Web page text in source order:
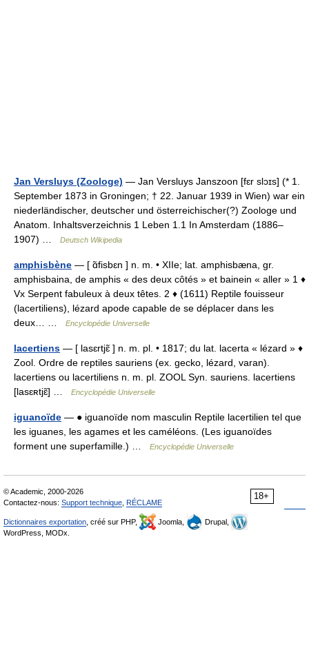
Jan Versluys (Zoologe) — Jan Versluys Janszoon [fɛr slɔɪs] (* 1.
September 1873 in Groningen; † 22. Januar 1939 in Wien) war ein
niederländischer, deutscher und österreichischer(?) Zoologe und
Anatom. Inhaltsverzeichnis 1 Leben 1.1 In Amsterdam (1886–
1907) …
Deutsch Wikipedia
amphisbène — [ ɑ̃fisbɛn ] n. m. • XIIe; lat. amphisbæna, gr.
amphisbaina, de amphis « des deux côtés » et bainein « aller » 1 ♦
Vx Serpent fabuleux à deux têtes. 2 ♦ (1611) Reptile fouisseur
(lacertiliens), lézard apode capable de se déplacer dans les
deux… …
Encyclopédie Universelle
lacertiens — [ lasɛrtjɛ̃ ] n. m. pl. • 1817; du lat. lacerta « lézard » ♦
Zool. Ordre de reptiles sauriens (ex. gecko, lézard, varan).
lacertiens ou lacertiliens n. m. pl. ZOOL Syn. sauriens. lacertiens
[lasɛʀtjɛ̃] …
Encyclopédie Universelle
iguanoïde — ● iguanoïde nom masculin Reptile lacertilien tel que
les iguanes, les agames et les caméléons. (Les iguanoïdes
forment une superfamille.) …
Encyclopédie Universelle
18+
© Academic, 2000-2026
Contactez-nous: Support technique RÉCLAME
Dictionnaires exportation , créé sur PHP, Joomla,
Drupal,
WordPress, MODx.